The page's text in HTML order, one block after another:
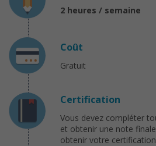
2 heures / semaine
Coût
Gratuit
Certification
Vous devez compléter
et obtenir une note
obtenir votre